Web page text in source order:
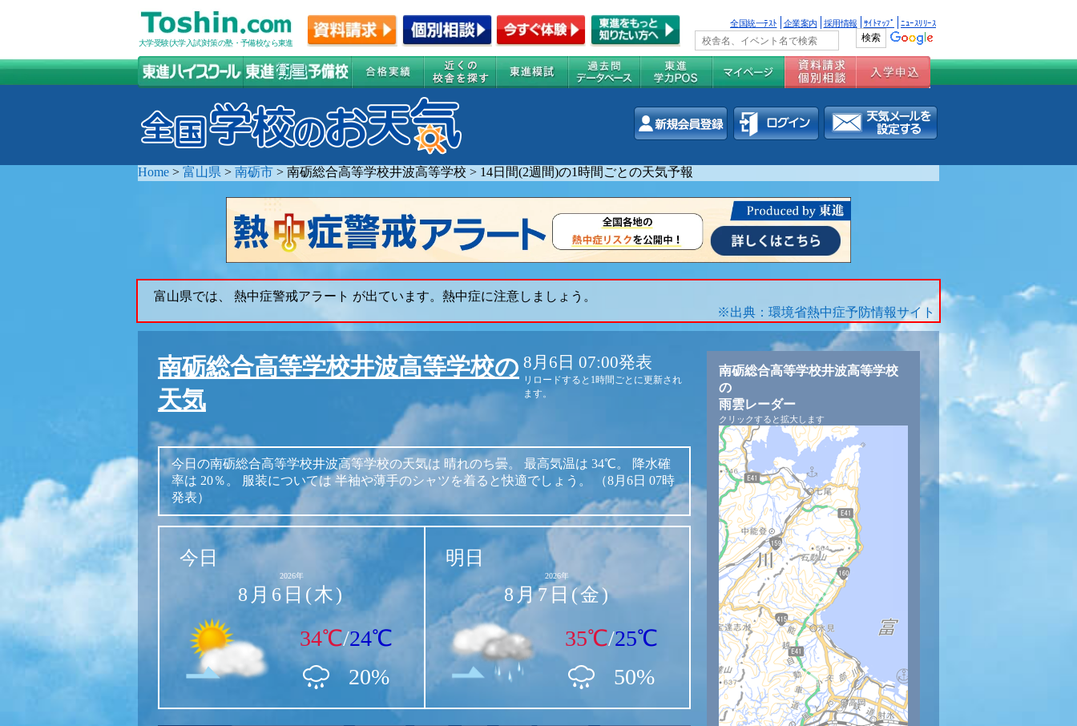
大学受験(大学入試)対策の塾・予備校なら東進
全国統一ﾃｽﾄ 企業案内 採用情報 ｻｲﾄﾏｯﾌﾟ ﾆｭｰｽﾘﾘｰｽ
Home > 富山県 > 南砺市 > 南砺総合高等学校井波高等学校 > 14日間(2週間)の1時間ごとの天気予報
富山県では、 熱中症警戒アラート が出ています。熱中症に注意しましょう。
※出典：環境省熱中症予防情報サイト
南砺総合高等学校井波高等学校の
天気
8月6日 07:00発表
リロードすると1時間ごとに更新され
ます。
今日の南砺総合高等学校井波高等学校の天気は 晴れのち曇。 最高気温は 34℃。
降水確
率は 20％。 服装については 半袖や薄手のシャツを着ると快適でしょう。
（8月6日 07時
発表）
今日
2026年
8月6日(木)
34℃/24℃
20%
明日
2026年
8月7日(金)
35℃/25℃
50%
南砺総合高等学校井波高等学校
の
雨雲レーダー
クリックすると拡大します